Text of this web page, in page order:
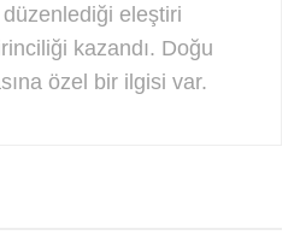
düzenlediği eleştiri
kazandı. Doğu
özel bir ilgisi var.